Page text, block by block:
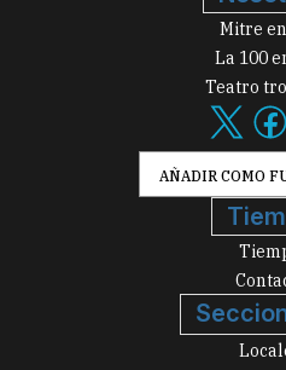
Mitre
La 100
Teatro
AÑADIR COMO